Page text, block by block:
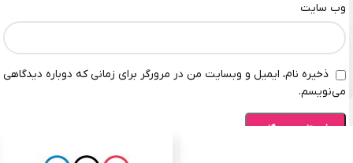
وب‌ سایت
ذخیره نام، ایمیل و وبسایت من در مرورگر برای زمانی که دوباره دیدگاهی
می‌نویسم.